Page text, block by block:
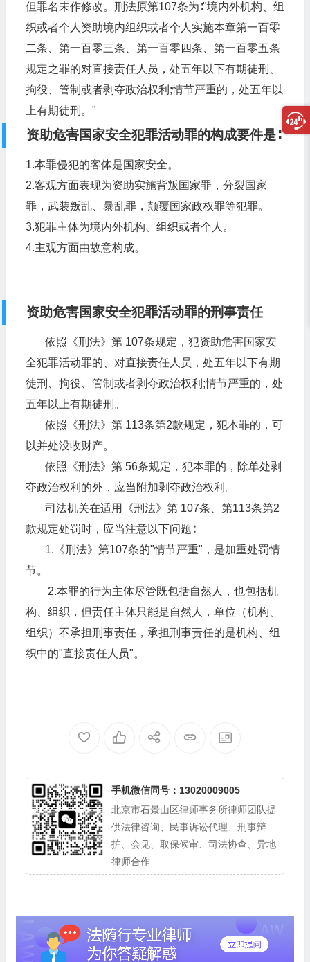
但罪名未作修改。刑法原第107条为∶"境内外机构、组
织或者个人资助境内组织或者个人实施本章第一百零
二条、第一百零三条、第一百零四条、第一百零五条
规定之罪的对直接责任人员，处五年以下有期徒刑、
拘役、管制或者剥夺政治权利;情节严重的，处五年以
上有期徒刑。"
资助危害国家安全犯罪活动罪的构成要件是∶
1.本罪侵犯的客体是国家安全。
2.客观方面表现为资助实施背叛国家罪，分裂国家
罪，武装叛乱、暴乱罪，颠覆国家政权罪等犯罪。
3.犯罪主体为境内外机构、组织或者个人。
4.主观方面由故意构成。
资助危害国家安全犯罪活动罪的刑事责任
依照《刑法》第 107条规定，犯资助危害国家安
全犯罪活动罪的、对直接责任人员，处五年以下有期
徒刑、拘役、管制或者剥夺政治权利;情节严重的，处
五年以上有期徒刑。
依照《刑法》第 113条第2款规定，犯本罪的，可
以并处没收财产。
依照《刑法》第 56条规定，犯本罪的，除单处剥
夺政治权利的外，应当附加剥夺政治权利。
司法机关在适用《刑法》第 107条、第113条第2
款规定处罚时，应当注意以下问题∶
1.《刑法》第107条的"情节严重"，是加重处罚情
节。
2.本罪的行为主体尽管既包括自然人，也包括机
构、组织，但责任主体只能是自然人，单位（机构、
组织）不承担刑事责任，承担刑事责任的是机构、组
织中的"直接责任人员"。
手机微信同号：13020009005
北京市石景山区律师事务所律师团队提
供法律咨询、民事诉讼代理、刑事辩
护、会见、取保候审、司法协查、异地
律师合作